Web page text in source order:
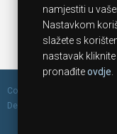
Copyright 2014 Zagreb
Development by
namjestiti u
Nastavkom
slažete s
nastavak
pronađiteovdje